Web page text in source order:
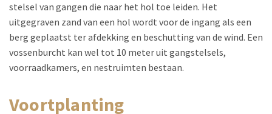
stelsel van gangen die naar het hol toe leiden. Het
uitgegraven zand van een hol wordt voor de ingang als een
berg geplaatst ter afdekking en beschutting van de wind. Een
vossenburcht kan wel tot 10 meter uit gangstelsels,
voorraadkamers, en nestruimten bestaan.
voortplanting